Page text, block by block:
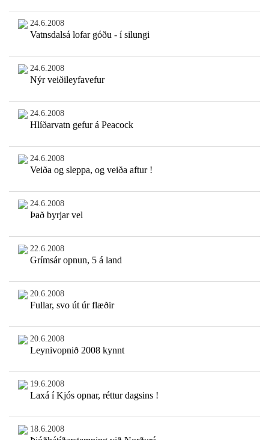
24.6.2008
Vatnsdalsá lofar góðu - í silungi
24.6.2008
Nýr veiðileyfavefur
24.6.2008
Hlíðarvatn gefur á Peacock
24.6.2008
Veiða og sleppa, og veiða aftur !
24.6.2008
Það byrjar vel
22.6.2008
Grímsár opnun, 5 á land
20.6.2008
Fullar, svo út úr flæðir
20.6.2008
Leynivopnið 2008 kynnt
19.6.2008
Laxá í Kjós opnar, réttur dagsins !
18.6.2008